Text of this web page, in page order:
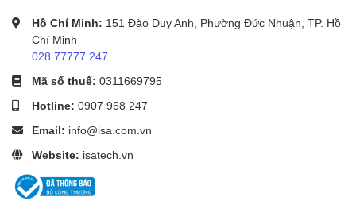
Thông số độ bền ấn tượng
Tuổi thọ đầu in:
Ribbon: ~2,5 triệu ký tự
Ít lỗi vặt hơn
Vận hành ổn định hơn
Hồ Chí Minh: 151 Đào Duy Anh, Phường Đức Nhuận, TP. Hồ
Chí Minh
028 77777 247
Mã số thuế: 0311669795
Hotline: 0907 968 247
Email: info@isa.com.vn
Website: isatech.vn